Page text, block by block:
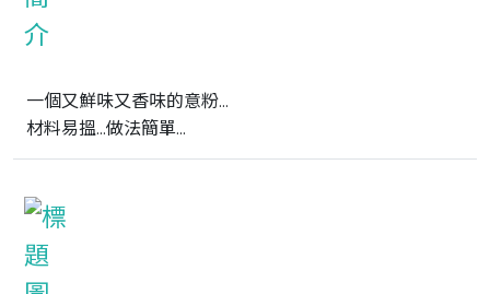
一個又鮮味又香味的意粉...
材料易搵...做法簡單...